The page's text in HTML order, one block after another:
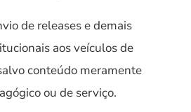
de releases e demais
aos veículos de
conteúdo meramente
ou de serviço.